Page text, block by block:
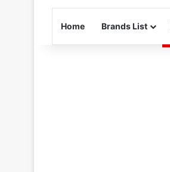
Home Brands List